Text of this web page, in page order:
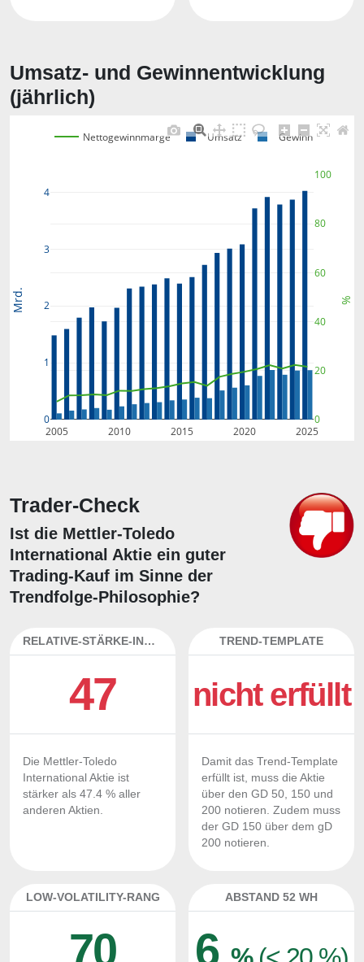
Umsatz- und Gewinnentwicklung
(jährlich)
2005 2010 2015 2020 2025
0
1
2
3
4
0
20
40
60
80
100
Nettogewinnmarge Umsatz Gewinn
Mrd. %
Trader-Check
Ist die Mettler-Toledo
International Aktie ein guter
Trading-Kauf im Sinne der
Trendfolge-Philosophie?
RELATIVE-STÄRKE-INDEX
47
Die Mettler-Toledo
International Aktie ist
stärker als 47.4 % aller
anderen Aktien.
TREND-TEMPLATE
nicht erfüllt
Damit das Trend-Template
erfüllt ist, muss die Aktie
über den GD 50, 150 und
200 notieren. Zudem muss
der GD 150 über dem gD
200 notieren.
LOW-VOLATILITY-RANG
70
ABSTAND 52 WH
6